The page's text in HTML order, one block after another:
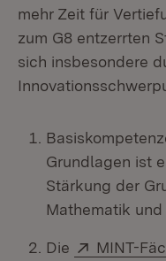
mehr Zeit für
zum G8 entzerrten
sich insbesondere
Grundlagen ist
Stärkung der
Mathematik und
Die Extern:
MINT-